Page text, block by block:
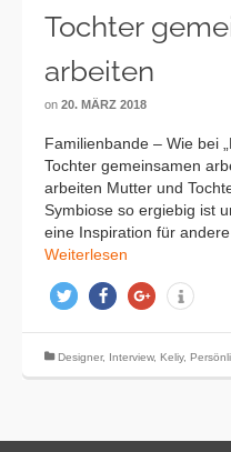
Tochter
arbeiten
on 20. MÄRZ 2018
Familienbande – Wie bei
Tochter gemeinsamen
arbeiten Mutter und
Symbiose so ergiebig ist
eine Inspiration für
Weiterlesen
Designer, Interview, Keliy,